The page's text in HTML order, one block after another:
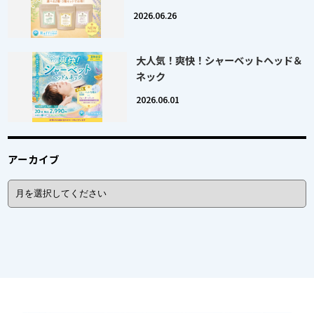
2026.06.26
大人気！爽快！シャーベットヘッド＆
ネック
2026.06.01
アーカイブ